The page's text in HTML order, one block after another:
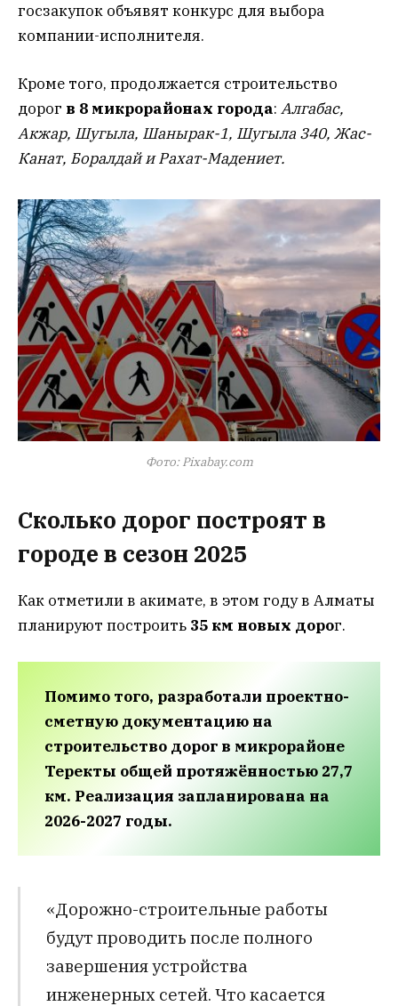
госзакупок объявят конкурс для выбора
компании-исполнителя.
Кроме того, продолжается строительство
дорог в 8 микрорайонах города: Алгабас,
Акжар, Шугыла, Шанырак-1, Шугыла 340, Жас-
Канат, Боралдай и Рахат-Мадениет.
Фото: Pixabay.com
Сколько дорог построят в
городе в сезон 2025
Как отметили в акимате, в этом году в Алматы
планируют построить 35 км новых дорог.
Помимо того, разработали проектно-
сметную документацию на
строительство дорог в микрорайоне
Теректы общей протяжённостью 27,7
км. Реализация запланирована на
2026-2027 годы.
«Дорожно-строительные работы
будут проводить после полного
завершения устройства
инженерных сетей. Что касается